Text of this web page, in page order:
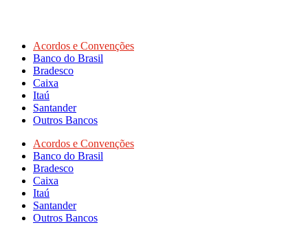
Acordos e Convenções
Banco do Brasil
Bradesco
Caixa
Itaú
Santander
Outros Bancos
Acordos e Convenções
Banco do Brasil
Bradesco
Caixa
Itaú
Santander
Outros Bancos